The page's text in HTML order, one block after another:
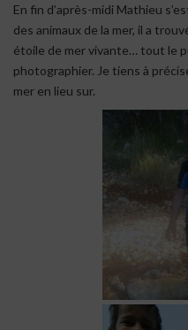
En fin d’après-midi Mathieu
des animaux de la mer, il a
étoile de mer vivante… tout le
photographier. Je tiens à
mer en lieu sur.